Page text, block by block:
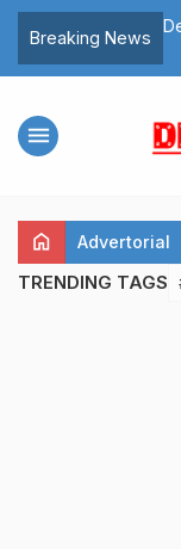
Breaking News
Gua Nikah
menu
home Advertorial
TRENDING TAGS